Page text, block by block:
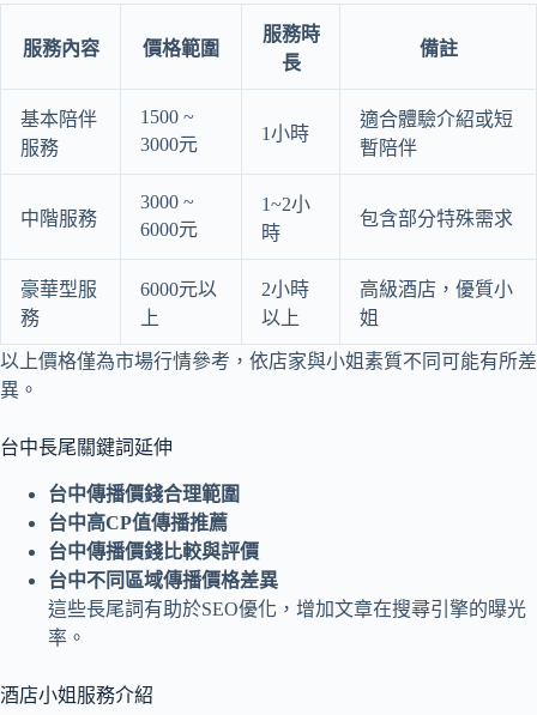
服務內容 價格範圍
服務時
長
備註
基本陪伴
服務
1500 ~
3000元
1小時
適合體驗介紹或短
暫陪伴
中階服務
3000 ~
6000元
1~2小
時
包含部分特殊需求
豪華型服
務
6000元以
上
2小時
以上
高級酒店，優質小
姐
以上價格僅為市場行情參考，依店家與小姐素質不同可能有所差
異。
台中長尾關鍵詞延伸
台中傳播價錢合理範圍
台中高CP值傳播推薦
台中傳播價錢比較與評價
台中不同區域傳播價格差異
這些長尾詞有助於SEO優化，增加文章在搜尋引擎的曝光
率。
酒店小姐服務介紹